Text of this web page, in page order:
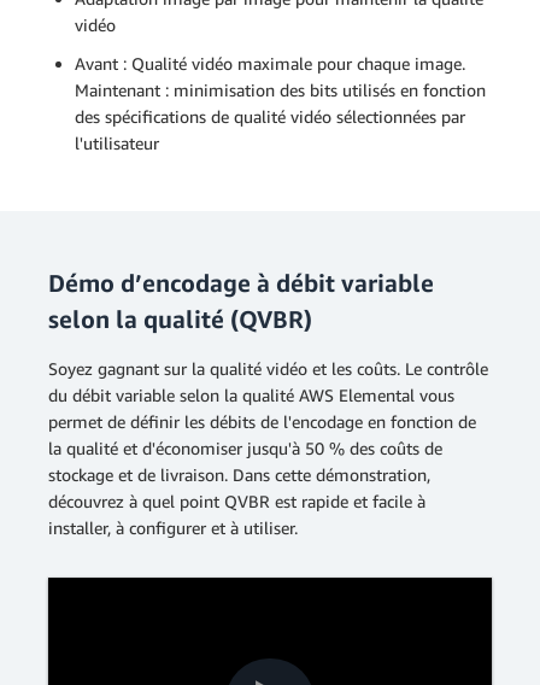
vidéo
Avant : Qualité vidéo maximale pour chaque image.
Maintenant : minimisation des bits utilisés en fonction
des spécifications de qualité vidéo sélectionnées par
l'utilisateur
Démo d’encodage à débit variable
selon la qualité (QVBR)
Soyez gagnant sur la qualité vidéo et les coûts. Le contrôle
du débit variable selon la qualité AWS Elemental vous
permet de définir les débits de l'encodage en fonction de
la qualité et d'économiser jusqu'à 50 % des coûts de
stockage et de livraison. Dans cette démonstration,
découvrez à quel point QVBR est rapide et facile à
installer, à configurer et à utiliser.